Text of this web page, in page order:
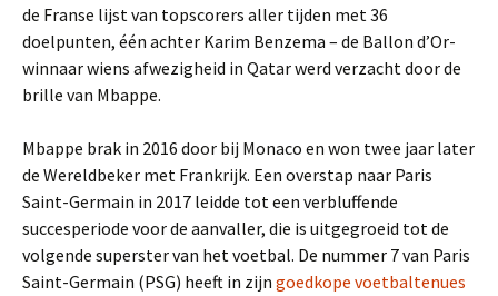
de Franse lijst van topscorers aller tijden met 36
doelpunten, één achter Karim Benzema – de Ballon d’Or-
winnaar wiens afwezigheid in Qatar werd verzacht door de
brille van Mbappe.
Mbappe brak in 2016 door bij Monaco en won twee jaar later
de Wereldbeker met Frankrijk. Een overstap naar Paris
Saint-Germain in 2017 leidde tot een verbluffende
succesperiode voor de aanvaller, die is uitgegroeid tot de
volgende superster van het voetbal. De nummer 7 van Paris
Saint-Germain (PSG) heeft in zijn goedkope voetbaltenues